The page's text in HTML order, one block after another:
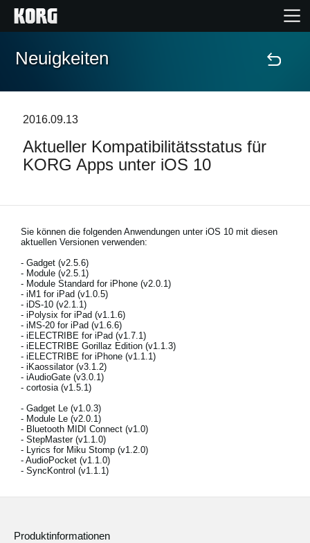
Home
Extras
Support
Händlersuche
Shop
Neuigkeiten
Gebiet / Land
Social Media
Über KORG
Neuigkeiten
2016.09.13
Aktueller Kompatibilitätsstatus für
KORG Apps unter iOS 10
Sie können die folgenden Anwendungen unter iOS 10 mit diesen
aktuellen Versionen verwenden:
- Gadget (v2.5.6)
- Module (v2.5.1)
- Module Standard for iPhone (v2.0.1)
- iM1 for iPad (v1.0.5)
- iDS-10 (v2.1.1)
- iPolysix for iPad (v1.1.6)
- iMS-20 for iPad (v1.6.6)
- iELECTRIBE for iPad (v1.7.1)
- iELECTRIBE Gorillaz Edition (v1.1.3)
- iELECTRIBE for iPhone (v1.1.1)
- iKaossilator (v3.1.2)
- iAudioGate (v3.0.1)
- cortosia (v1.5.1)
- Gadget Le (v1.0.3)
- Module Le (v2.0.1)
- Bluetooth MIDI Connect (v1.0)
- StepMaster (v1.1.0)
- Lyrics for Miku Stomp (v1.2.0)
- AudioPocket (v1.1.0)
- SyncKontrol (v1.1.1)
Produktinformationen